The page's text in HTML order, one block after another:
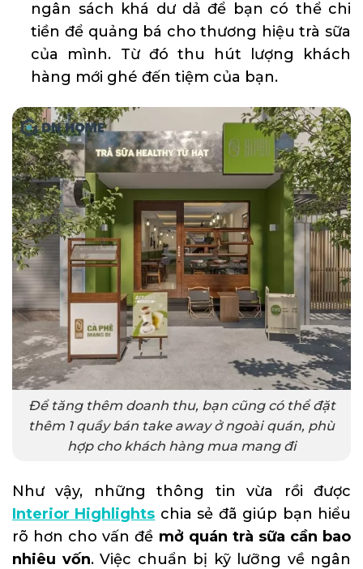
ngân sách khá dư dả để bạn có thể chi
tiền để quảng bá cho thương hiệu trà sữa
của mình. Từ đó thu hút lượng khách
hàng mới ghé đến tiệm của bạn.
Để tăng thêm doanh thu, bạn cũng có thể đặt
thêm 1 quầy bán take away ở ngoài quán, phù
hợp cho khách hàng mua mang đi
Như vậy, những thông tin vừa rồi được
Interior Highlights chia sẻ đã giúp bạn hiểu
rõ hơn cho vấn đề mở quán trà sữa cần bao
nhiêu vốn. Việc chuẩn bị kỹ lưỡng về ngân